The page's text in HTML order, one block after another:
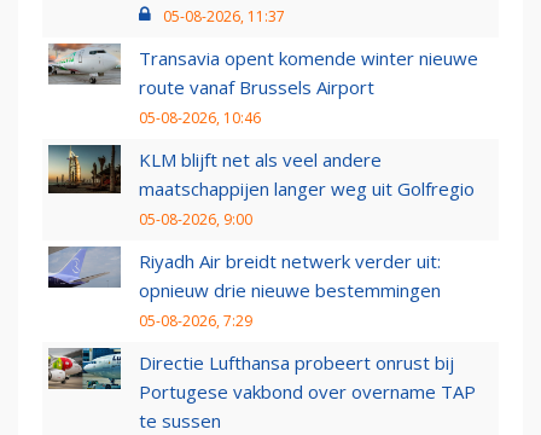
05-08-2026, 11:37
Transavia opent komende winter nieuwe
route vanaf Brussels Airport
05-08-2026, 10:46
KLM blijft net als veel andere
maatschappijen langer weg uit Golfregio
05-08-2026, 9:00
Riyadh Air breidt netwerk verder uit:
opnieuw drie nieuwe bestemmingen
05-08-2026, 7:29
Directie Lufthansa probeert onrust bij
Portugese vakbond over overname TAP
te sussen